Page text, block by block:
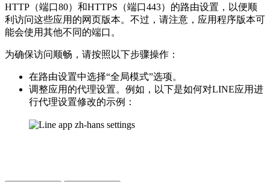
HTTP（端口80）和HTTPS（端口443）的路由设置，以便顺
利访问这些应用的网页版本。不过，请注意，应用程序版本可
能会使用其他不同的端口。
为确保访问顺畅，请按照以下步骤操作：
在路由设置中选择“全局模式”选项。
调整应用的代理设置。例如，以下是如何对LINE应用进
行代理设置修改的示例：